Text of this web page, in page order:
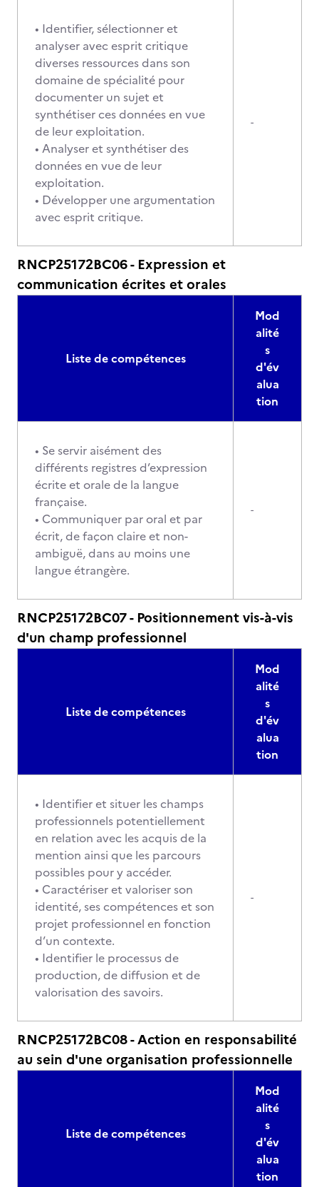
• Identifier, sélectionner et
analyser avec esprit critique
diverses ressources dans son
domaine de spécialité pour
documenter un sujet et
synthétiser ces données en vue
de leur exploitation.
• Analyser et synthétiser des
données en vue de leur
exploitation.
• Développer une argumentation
avec esprit critique.
-
RNCP25172BC06 - Expression et
communication écrites et orales
Liste de compétences
Mod
alité
s
d'év
alua
tion
• Se servir aisément des
différents registres d’expression
écrite et orale de la langue
française.
• Communiquer par oral et par
écrit, de façon claire et non-
ambiguë, dans au moins une
langue étrangère.
-
RNCP25172BC07 - Positionnement vis-à-vis
d'un champ professionnel
Liste de compétences
Mod
alité
s
d'év
alua
tion
• Identifier et situer les champs
professionnels potentiellement
en relation avec les acquis de la
mention ainsi que les parcours
possibles pour y accéder.
• Caractériser et valoriser son
identité, ses compétences et son
projet professionnel en fonction
d’un contexte.
• Identifier le processus de
production, de diffusion et de
valorisation des savoirs.
-
RNCP25172BC08 - Action en responsabilité
au sein d'une organisation professionnelle
Liste de compétences
Mod
alité
s
d'év
alua
tion